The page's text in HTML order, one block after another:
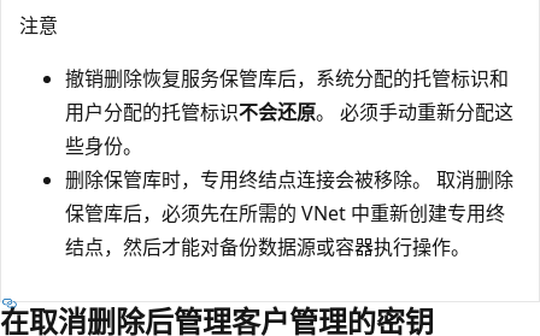
注意
撤销删除恢复服务保管库后，系统分配的托管标识和
用户分配的托管标识不会还原。 必须手动重新分配这
些身份。
删除保管库时，专用终结点连接会被移除。 取消删除
保管库后，必须先在所需的 VNet 中重新创建专用终
结点，然后才能对备份数据源或容器执行操作。
在取消删除后管理客户管理的密钥